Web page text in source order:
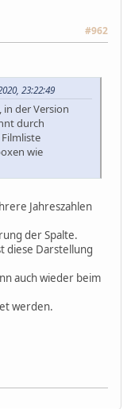
#962
23:22:49
in der Version
durch
wie
Jahreszahlen
der Spalte.
diese Darstellung
auch wieder beim
werden.